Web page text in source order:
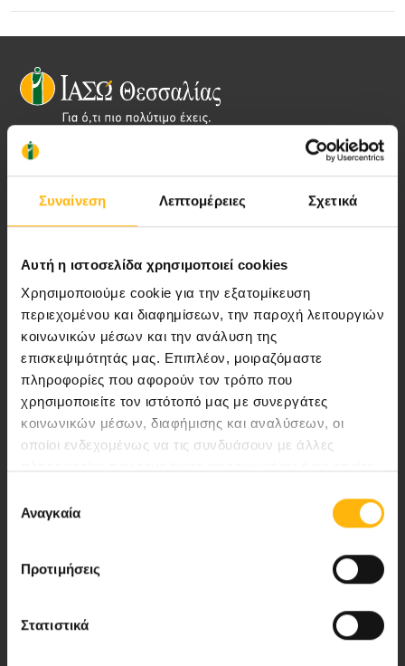
Συναίνεση Λεπτομέρειες Σχετικά
Αυτή η ιστοσελίδα χρησιμοποιεί cookies
Χρησιμοποιούμε cookie για την εξατομίκευση
περιεχομένου και διαφημίσεων, την παροχή λειτουργιών
κοινωνικών μέσων και την ανάλυση της
επισκεψιμότητάς μας. Επιπλέον, μοιραζόμαστε
πληροφορίες που αφορούν τον τρόπο που
χρησιμοποιείτε τον ιστότοπό μας με συνεργάτες
κοινωνικών μέσων, διαφήμισης και αναλύσεων, οι
οποίοι ενδεχομένως να τις συνδυάσουν με άλλες
των υπηρεσιών τους.
συγκατάθεσης
Αναγκαία
Προτιμήσεις
Στατιστικά
Αποστολή μας να παρέχουμε υψηλής
ποιότητας ολοκληρωμένες υπηρεσίες
υγείας.
Περιοχή Ιατρών
Εκδηλώσεις
8ο χλμ. Π.Ε.Ο Λάρισας- Αθηνών, 41 500, Λάρισα
Επικοινωνία